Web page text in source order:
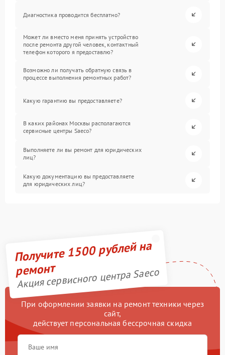
Диагностика проводится бесплатно?
Может ли вместо меня принять устройство
после ремонта другой человек, контактный
телефон которого я предоставлю?
Возможно ли получать обратную связь в
процессе выполнения ремонтных работ?
Какую гарантию вы предоставляете?
В каких районах Москвы располагаются
сервисные центры Saeco?
Выполняете ли вы ремонт для юридических
лиц?
Какую документацию вы предоставляете
для юридических лиц?
Получите 1500 рублей на
ремонт
Акция сервисного центра Saeco
При оформлении заявки на ремонт техники через
сайт,
действует персональная бессрочная скидка